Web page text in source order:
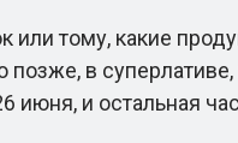
тому, какие
в
и остальная